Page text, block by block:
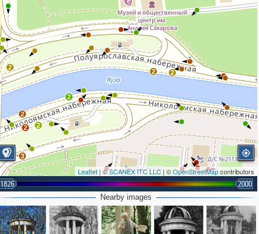
2
3
2
2
2
2
2 2
Leaflet | ©SCANEX ITC LLC| ©OpenStreetMapcontributors
1826 2000
Nearby images